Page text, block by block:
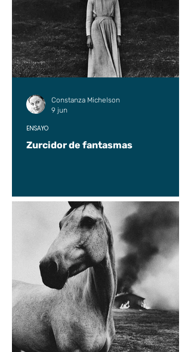
Zurcidor de fantasmas
ENSAYO
Constanza Michelson
9 jun